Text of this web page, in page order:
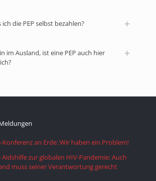
ich die PEP selbst bezahlen?
im Ausland, ist eine PEP auch hier
Konferenz an Erde: Wir haben ein Problem!
Aidshilfe zur globalen HIV-Pandemie: Auch
muss seiner Verantwortung gerecht